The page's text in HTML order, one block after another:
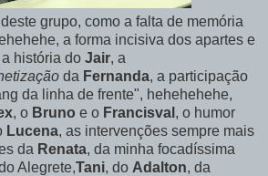
grupo, como a falta de memória
a forma incisiva dos apartes e
a história do Jair, a
da Fernanda, a participação
da linha de frente", hehehehehe,
, o Bruno e o Francisval , o humor
Lucena, as intervenções sempre mais
da Renata, da minha focadíssima
Alegrete,Tani, do Adalton, da